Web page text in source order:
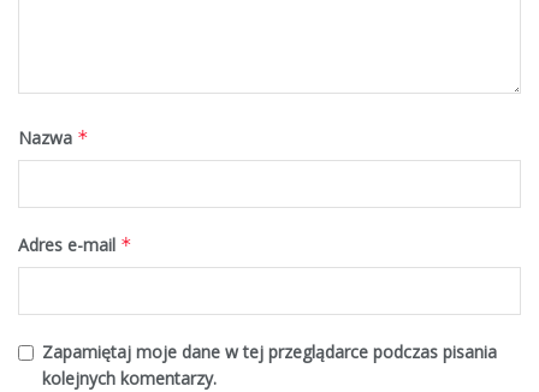
Nazwa *
Adres e-mail *
Zapamiętaj moje dane w tej przeglądarce podczas pisania
kolejnych komentarzy.